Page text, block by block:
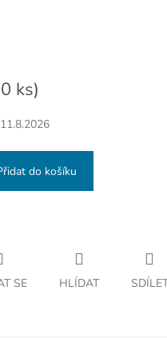
ks)
11.8.2026
do košíku
SE HLÍDAT